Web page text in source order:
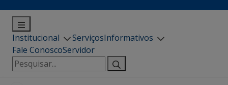
Institucional ServiçosInformativos
Fale ConoscoServidor
Pesquisar
por: